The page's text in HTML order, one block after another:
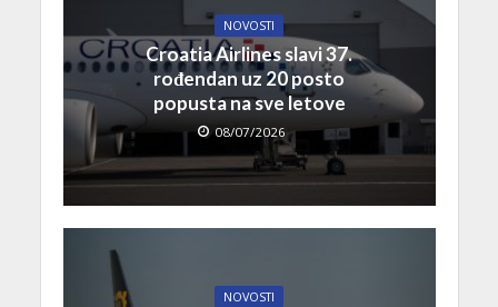
NOVOSTI
Croatia Airlines slavi 37.
rođendan uz 20 posto
popusta na sve letove
08/07/2026
NOVOSTI